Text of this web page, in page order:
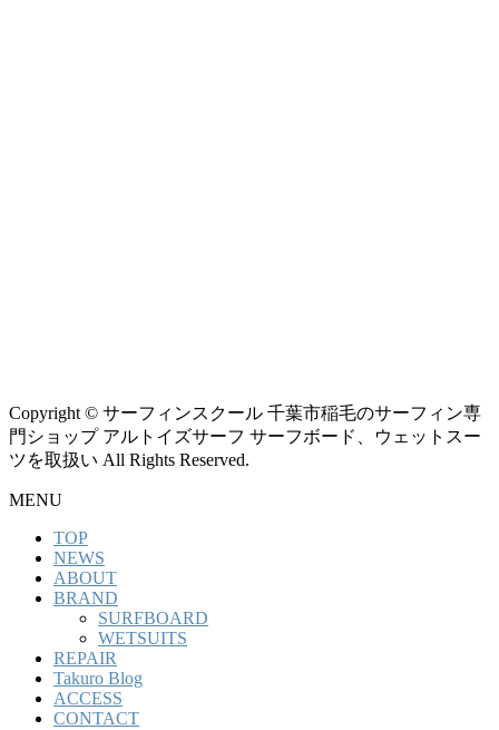
Copyright © サーフィンスクール 千葉市稲毛のサーフィン専
門ショップ アルトイズサーフ サーフボード、ウェットスー
ツを取扱い All Rights Reserved.
MENU
TOP
NEWS
ABOUT
BRAND
SURFBOARD
WETSUITS
REPAIR
Takuro Blog
ACCESS
CONTACT